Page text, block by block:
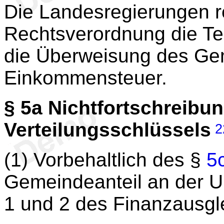
Die Landesregierungen
Rechtsverordnung die
die Überweisung des
Einkommensteuer.
§ 5a
Verteilungsschlüssels
(1) Vorbehaltlich des §
Gemeindeanteil an der
1 und 2 des